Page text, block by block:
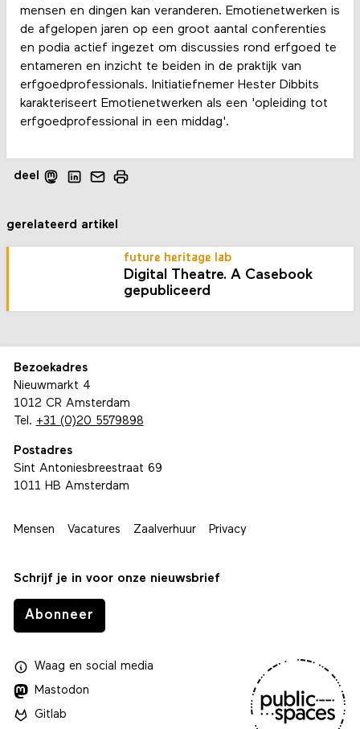
mensen en dingen kan veranderen. Emotienetwerken is
de afgelopen jaren op een groot aantal conferenties
en podia actief ingezet om discussies rond erfgoed te
entameren en inzicht te beiden in de praktijk van
erfgoedprofessionals. Initiatiefnemer Hester Dibbits
karakteriseert Emotienetwerken als een 'opleiding tot
erfgoedprofessional in een middag'.
deel
gerelateerd artikel
future heritage lab
Digital Theatre. A Casebook
gepubliceerd
Bezoekadres
Nieuwmarkt 4
1012 CR Amsterdam
Tel. +31 (0)20 5579898
Postadres
Sint Antoniesbreestraat 69
1011 HB Amsterdam
Mensen Vacatures Zaalverhuur Privacy
Schrijf je in voor onze nieuwsbrief
Abonneer
Waagen social media
Mastodon
Gitlab